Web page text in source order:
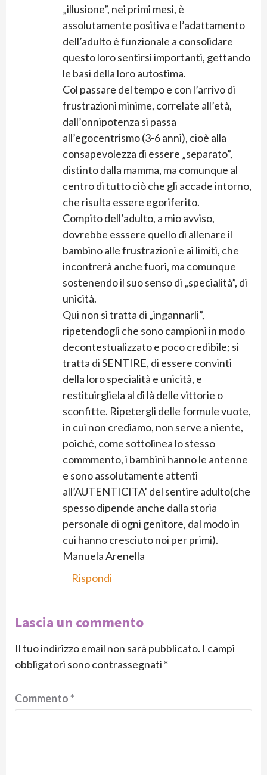
„illusione”, nei primi mesi, è
assolutamente positiva e l’adattamento
dell’adulto è funzionale a consolidare
questo loro sentirsi importanti, gettando
le basi della loro autostima.
Col passare del tempo e con l’arrivo di
frustrazioni minime, correlate all’età,
dall’onnipotenza si passa
all’egocentrismo (3-6 anni), cioè alla
consapevolezza di essere „separato”,
distinto dalla mamma, ma comunque al
centro di tutto ciò che gli accade intorno,
che risulta essere egoriferito.
Compito dell’adulto, a mio avviso,
dovrebbe esssere quello di allenare il
bambino alle frustrazioni e ai limiti, che
incontrerà anche fuori, ma comunque
sostenendo il suo senso di „specialità”, di
unicità.
Qui non si tratta di „ingannarli”,
ripetendogli che sono campioni in modo
decontestualizzato e poco credibile; si
tratta di SENTIRE, di essere convinti
della loro specialità e unicità, e
restituirgliela al di là delle vittorie o
sconfitte. Ripetergli delle formule vuote,
in cui non crediamo, non serve a niente,
poiché, come sottolinea lo stesso
commmento, i bambini hanno le antenne
e sono assolutamente attenti
all’AUTENTICITA’ del sentire adulto(che
spesso dipende anche dalla storia
personale di ogni genitore, dal modo in
cui hanno cresciuto noi per primi).
Manuela Arenella
Rispondi
Lascia un commento
Il tuo indirizzo email non sarà pubblicato. I campi
obbligatori sono contrassegnati *
Commento*